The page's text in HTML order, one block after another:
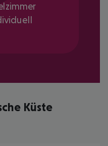
Küste